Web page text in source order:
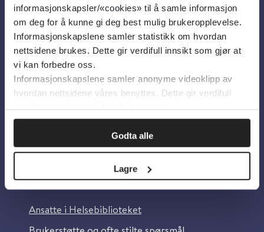
informasjonskapsler/«cookies» til å samle informasjon
om deg for å kunne gi deg best mulig brukeropplevelse.
Informasjonskapslene samler statistikk om hvordan
nettsidene brukes. Dette gir verdifull innsikt som gjør at
vi kan forbedre oss.
Informasjonskapslene samler anonyme videoklipp av
hvordan nettsidene våres benyttes. Dette gir verdifull
innsikt som gjør at vi kan forbedre oss.
Godta alle
Lagre
Om oss
Om Helsebiblioteket
Personvern og informasjonskapsler
Tilgjengelighetserklæring
Information in English
Ansatte i Helsebiblioteket